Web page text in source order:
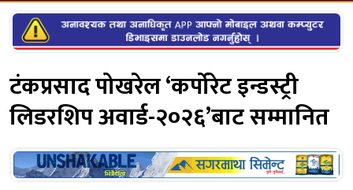
टंकप्रसाद पोखरेल ‘कर्पोरेट इन्डस्ट्री
लिडरशिप अवार्ड-२०२६’बाट सम्मानित